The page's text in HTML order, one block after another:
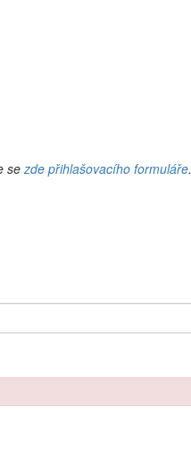
sezde přihlašovacího formuláře.